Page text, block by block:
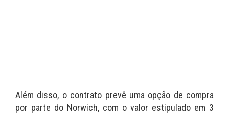
Além disso, o contrato prevê uma opção de compra
por parte do Norwich, com o valor estipulado em 3